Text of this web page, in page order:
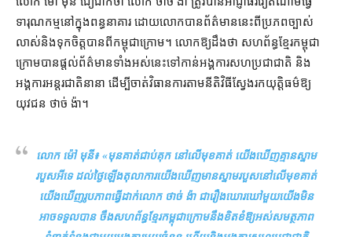
ទារុណកម្ម​នៅក្នុង​ពន្ធនាគារ ដោយ​លោក​បាន​ព័ត៌មាន​នេះ​ពី​ប្រភព​ច្បាស់
លាស់​និង​ទុកចិត្ត​បាន​ពី​កម្ពុជា​ក្រោម។ លោក​ឱ្យ​ដឹង​ថា សហព័ន្ធ​ខ្មែរ​កម្ពុជា​
ក្រោម​បាន​ផ្តល់​ព័ត៌មាន​ទាំងអស់​នេះ​ទៅកាន់​អង្គការ​សហប្រជាជាតិ និង​
អង្គការ​អន្តរជាតិ​នានា ដើម្បី​ចាត់វិធានការ​តាម​នីតិវិធី​ស្វែងរក​យុត្តិធម៌​ឱ្យ​
យុវជន ថាច់ ង៉ា។
លោក ម៉ៅ មុនី៖ «​មុន​គាត់​ជាប់គុក នៅ​លើ​មុខ​គាត់ យើង​ឃើញ​គ្មាន​ស្នាម
របួស​អី​ទេ ដល់​ថ្ងៃ​ឡើង​តុលាការ​យើង​ឃើញ​មាន​ស្នាមរបួស​នៅ​លើ​មុខ​គាត់
យើង​ឃើញ​រូបភាព​ធ្វើ​ដាក់​លោក ថាច់ ង៉ា ជា​រឿង​ឃោរឃៅ​មួយ​យើង​មិន
អាច​ទទួល​បាន ចឹ​ង​សហព័ន្ធ​ខ្មែរ​កម្ពុជា​ក្រោម​នឹង​ខិតខំ​ឱ្យ​អស់​សមត្ថភាព​